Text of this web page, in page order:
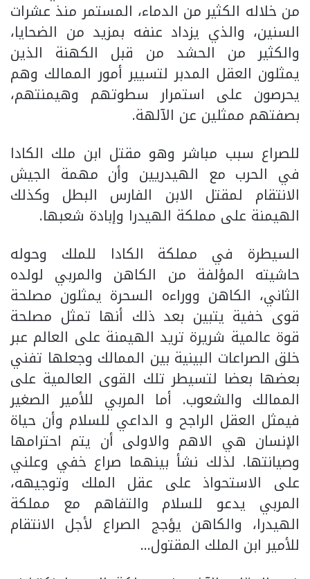
من خلاله الكثير من الدماء، المستمر منذ عشرات
السنين، والذي يزداد عنفه بمزيد من الضحايا،
والكثير من الحشد من قبل الكهنة الذين
يمثلون العقل المدبر لتسيير أمور الممالك وهم
يحرصون على استمرار سطوتهم وهيمنتهم،
بصفتهم ممثلين عن الآلهة.
للصراع سبب مباشر وهو مقتل ابن ملك الكادا
في الحرب مع الهيدريين وأن مهمة الجيش
الانتقام لمقتل الابن الفارس البطل وكذلك
الهيمنة على مملكة الهيدرا وإبادة شعبها.
السيطرة في مملكة الكادا للملك وحوله
حاشيته المؤلفة من الكاهن والمربي لولده
الثاني، الكاهن ووراءه السحرة يمثلون مصلحة
قوى خفية يتبين بعد ذلك أنها تمثل مصلحة
قوة عالمية شريرة تريد الهيمنة على العالم عبر
خلق الصراعات البينية بين الممالك وجعلها تفني
بعضها بعضا لتسيطر تلك القوى العالمية على
الممالك والشعوب. أما المربي للأمير الصغير
فيمثل العقل الراجح و الداعي للسلام وأن حياة
الإنسان هي الاهم والاولى أن يتم احترامها
وصيانتها. لذلك نشأ بينهما صراع خفي وعلني
على الاستحواذ على عقل الملك وتوجيهه،
المربي يدعو للسلام والتفاهم مع مملكة
الهيدرا، والكاهن يؤجج الصراع لأجل الانتقام
للأمير ابن الملك المقتول…